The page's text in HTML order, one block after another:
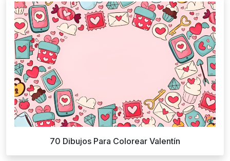
70 Dibujos Para Colorear Valentín